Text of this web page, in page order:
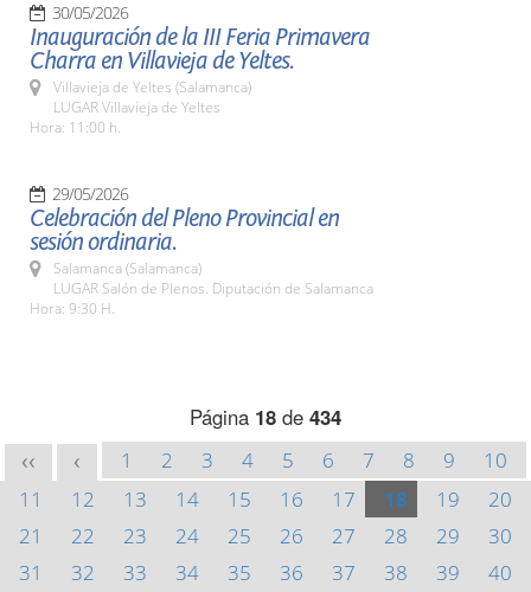
30/05/2026
Inauguración de la III Feria Primavera
Charra en Villavieja de Yeltes.
Villavieja de Yeltes (Salamanca)
LUGAR Villavieja de Yeltes
Hora: 11:00 h.
29/05/2026
Celebración del Pleno Provincial en
sesión ordinaria.
Salamanca (Salamanca)
LUGAR Salón de Plenos. Diputación de Salamanca
Hora: 9:30 H.
Página 18 de 434
<< < 1 2 3 4 5 6 7 8 9
10
11
12 13 14 15 16 17 18 19
20
21
22 23 24 25 26 27 28 29
30
31
32 33 34 35 36 37 38 39
40